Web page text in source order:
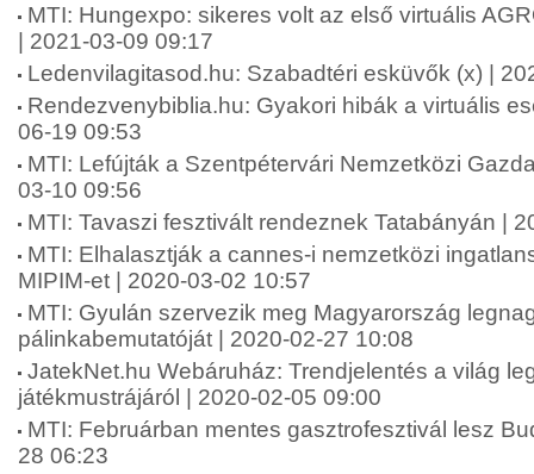
MTI: Hungexpo: sikeres volt az első virtuális
| 2021-03-09 09:17
Ledenvilagitasod.hu: Szabadtéri esküvők (x) |
Rendezvenybiblia.hu: Gyakori hibák a virtuális
06-19 09:53
MTI: Lefújták a Szentpétervári Nemzetközi
03-10 09:56
MTI: Tavaszi fesztivált rendeznek Tatabányán |
MTI: Elhalasztják a cannes-i nemzetközi
MIPIM-et | 2020-03-02 10:57
MTI: Gyulán szervezik meg Magyarország
pálinkabemutatóját | 2020-02-27 10:08
JatekNet.hu Webáruház: Trendjelentés a világ
játékmustrájáról | 2020-02-05 09:00
MTI: Februárban mentes gasztrofesztivál lesz
28 06:23